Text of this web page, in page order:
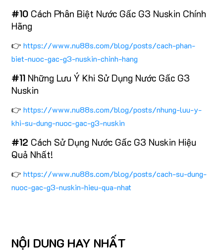
#10 Cách Phân Biệt Nước Gấc G3 Nuskin Chính
Hãng
👉 https://www.nu88s.com/blog/posts/cach-phan-
biet-nuoc-gac-g3-nuskin-chinh-hang
#11 Những Lưu Ý Khi Sử Dụng Nước Gấc G3
Nuskin
👉 https://www.nu88s.com/blog/posts/nhung-luu-y-
khi-su-dung-nuoc-gac-g3-nuskin
#12 Cách Sử Dụng Nước Gấc G3 Nuskin Hiệu
Quả Nhất!
👉 https://www.nu88s.com/blog/posts/cach-su-dung-
nuoc-gac-g3-nuskin-hieu-qua-nhat
NỘI DUNG HAY NHẤT